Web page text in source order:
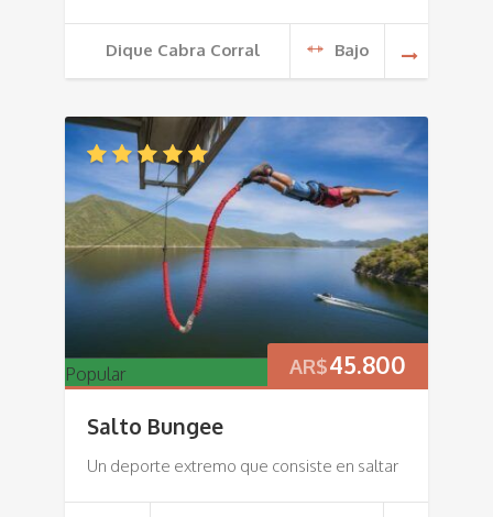
Dique Cabra Corral Bajo
Popular AR$45.800
Salto Bungee
Un deporte extremo que consiste en saltar